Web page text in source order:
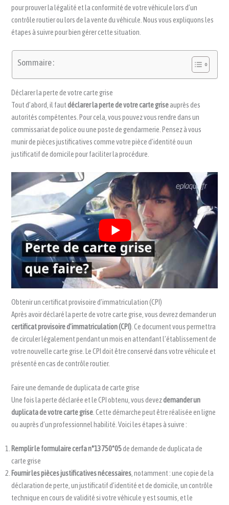
pour prouver la légalité et la conformité de votre véhicule lors d’un
contrôle routier ou lors de la vente du véhicule. Nous vous expliquons les
étapes à suivre pour bien gérer cette situation.
Sommaire :
Déclarer la perte de votre carte grise
Tout d’abord, il fautdéclarer la perte de votre carte griseauprès des
autorités compétentes. Pour cela, vous pouvez vous rendre dans un
commissariat de police ou une poste de gendarmerie. Pensez à vous
munir de pièces justificatives comme votre pièce d’identité ou un
justificatif de domicile pour faciliter la procédure.
Obtenir un certificat provisoire d’immatriculation (CPI)
Après avoir déclaré la perte de votre carte grise, vous devrez demander un
certificat provisoire d’immatriculation (CPI) . Ce document vous permettra
de circuler légalement pendant un mois en attendant l’établissement de
votre nouvelle carte grise. Le CPI doit être conservé dans votre véhicule et
présenté en cas de contrôle routier.
Faire une demande de duplicata de carte grise
Une fois la perte déclarée et le CPI obtenu, vous devezdemander un
duplicata de votre carte grise . Cette démarche peut être réalisée en ligne
ou auprès d’un professionnel habilité. Voici les étapes à suivre :
Remplir le formulaire cerfa n°13750*05de demande de duplicata de
carte grise
Fournir les pièces justificatives nécessaires , notamment : une copie de la
déclaration de perte, un justificatif d’identité et de domicile, un contrôle
technique en cours de validité si votre véhicule y est soumis, et le